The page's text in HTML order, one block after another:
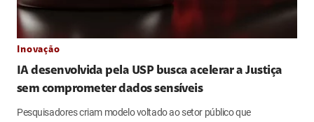
Inovação
IA desenvolvida pela USP busca acelerar a Justiça
sem comprometer dados sensíveis
Pesquisadores criam modelo voltado ao setor público que